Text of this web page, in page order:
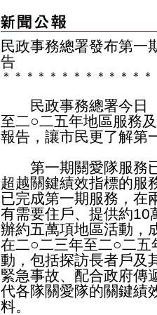
民政事務總署發布第一
告
＊ ＊ ＊ ＊ ＊ ＊ ＊ ＊ ＊ ＊ ＊ ＊ ＊
民政事務總署今日（
至二○二五年地區服務
報告，讓市民更了解第
第一期關愛隊服務已
超越關鍵績效指標的服
已完成第一期服務，在
有需要住戶、提供約10
辦約五萬項地區活動，
在二○二三年至二○二五
動，包括探訪長者戶及
緊急事故、配合政府傳
代各隊關愛隊的關鍵績
料。